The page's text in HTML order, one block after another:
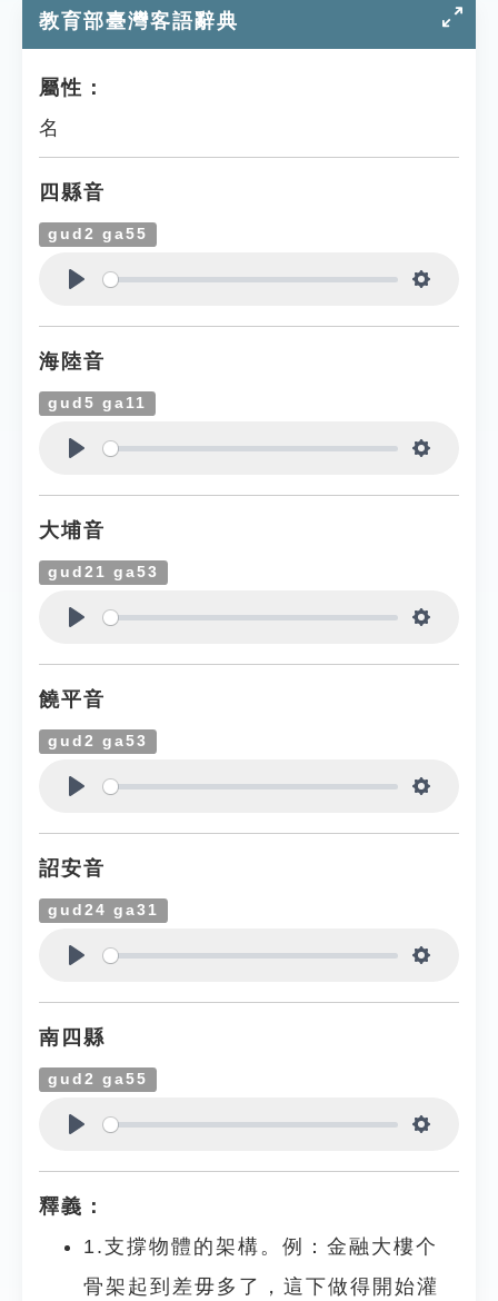
教育部臺灣客語辭典
屬性：
名
四縣音
gud2 ga55
海陸音
gud5 ga11
大埔音
gud21 ga53
饒平音
gud2 ga53
詔安音
gud24 ga31
南四縣
gud2 ga55
釋義：
1.支撐物體的架構。例：金融大樓个
骨架起到差毋多了，這下做得開始灌